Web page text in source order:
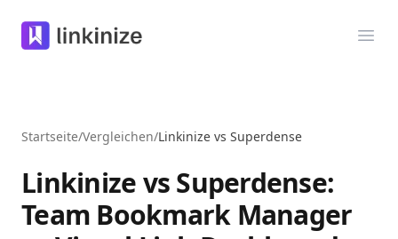
Linkinize
Startseite/Vergleichen/Linkinize vs Superdense
Linkinize vs Superdense:
Team Bookmark Manager